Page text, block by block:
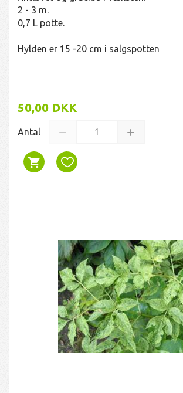
2 - 3 m.
0,7 L potte.
Hylden er 15 -20 cm i salgspotten
50,00 DKK
Antal